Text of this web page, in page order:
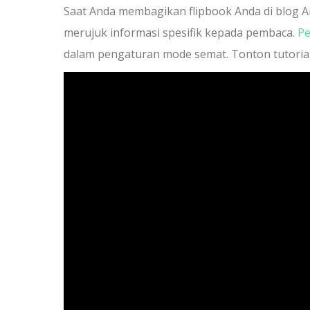
Saat Anda membagikan flipbook Anda di
merujuk informasi spesifik kepada pembaca.
dalam pengaturan mode semat. Tonton